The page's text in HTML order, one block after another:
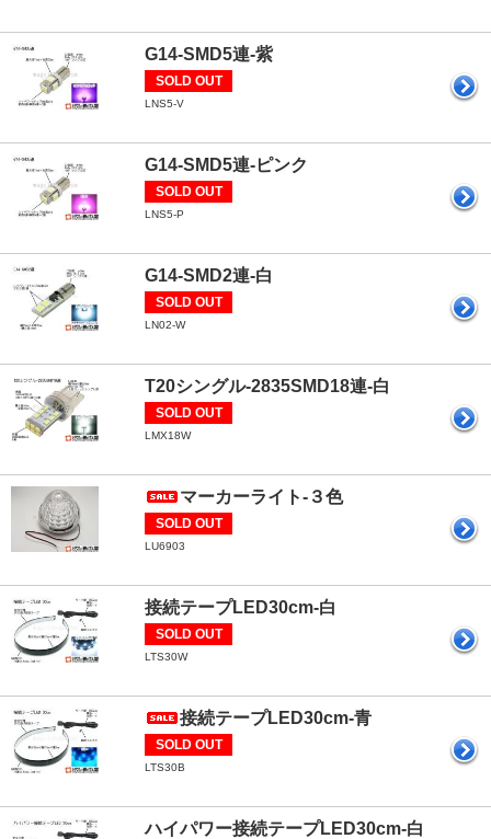
G14-SMD5連-紫
SOLD OUT
LNS5-V
G14-SMD5連-ピンク
SOLD OUT
LNS5-P
G14-SMD2連-白
SOLD OUT
LN02-W
T20シングル-2835SMD18連-白
SOLD OUT
LMX18W
マーカーライト-３色
SOLD OUT
LU6903
接続テープLED30cm-白
SOLD OUT
LTS30W
接続テープLED30cm-青
SOLD OUT
LTS30B
ハイパワー接続テープLED30cm-白